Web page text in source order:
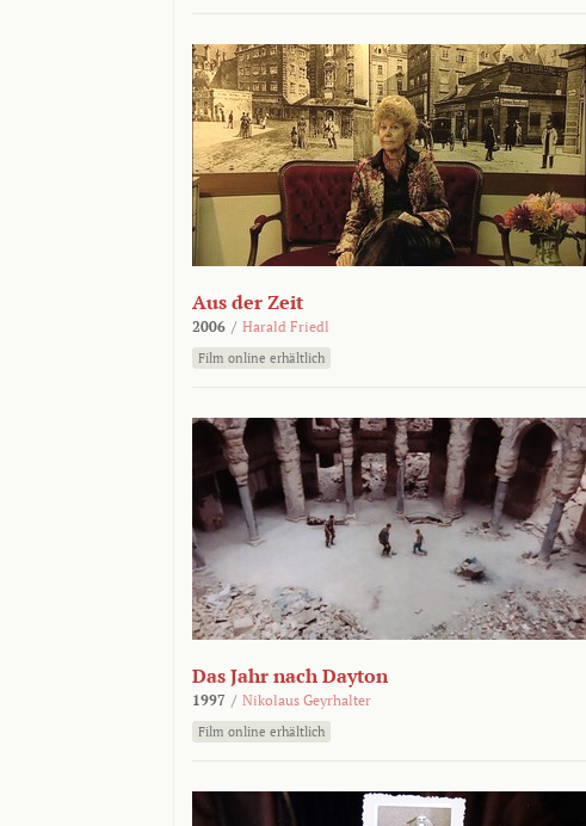
Aus der Zeit
2006 / Harald Friedl
Film online erhältlich
Das Jahr nach Dayton
1997 / Nikolaus Geyrhalter
Film online erhältlich